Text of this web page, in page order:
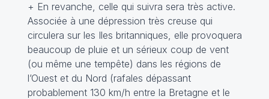
+ En revanche, celle qui suivra sera très active.
Associée à une dépression très creuse qui
circulera sur les Iles britanniques, elle provoquera
beaucoup de pluie et un sérieux coup de vent
(ou même une tempête) dans les régions de
l’Ouest et du Nord (rafales dépassant
probablement 130 km/h entre la Bretagne et le